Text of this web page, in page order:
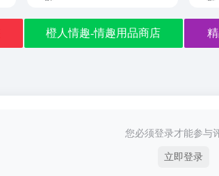
橙人情趣-情趣用品商店
您必须登录才能参与
立即登录